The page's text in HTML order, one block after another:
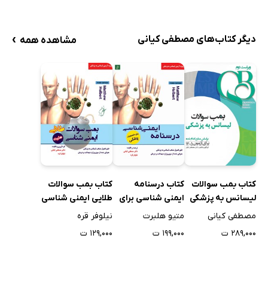
دیگر کتاب‌های مصطفی کیانی مشاهده همه ›
کتاب بمب سوالات
لیسانس به پزشکی
مصطفی کیانی
۲۸۹,۰۰۰ ت
کتاب درسنامه
ایمنی شناسی برای
دانشجویان پزشکی
(ویراست سوم)
متیو هلبرت
۱۹۹,۰۰۰ ت
کتاب بمب سوالات
طلایی ایمنی شناسی
هلبرت
نیلوفر قره
۱۲۹,۰۰۰ ت